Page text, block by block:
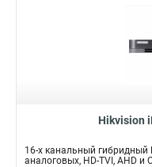
Hikvision
16-х канальный гибридный
аналоговых, HD-TVI, AHD и